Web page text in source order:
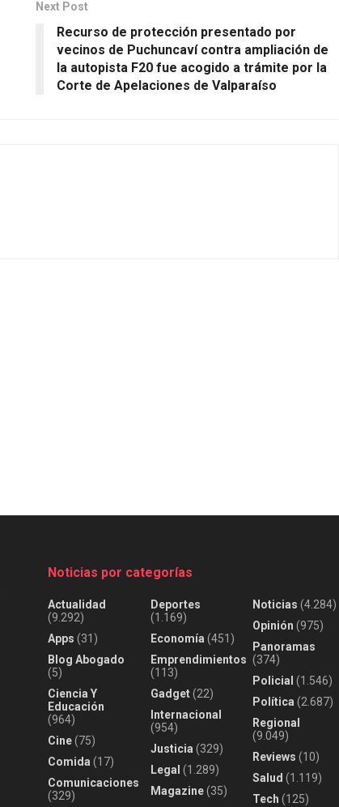
Next Post
Recurso de protección presentado por
vecinos de Puchuncaví contra ampliación de
la autopista F20 fue acogido a trámite por la
Corte de Apelaciones de Valparaíso
Noticias por categorías
Actualidad
(9.292)
Apps (31)
Blog Abogado
(5)
Ciencia Y
Educación
(964)
Cine(75)
Comida (17)
Comunicaciones
(329)
Deportes
(1.169)
Economía (451)
Emprendimientos
(113)
Gadget(22)
Internacional
(954)
Justicia (329)
Legal (1.289)
Magazine(35)
Noticias (4.284)
Opinión (975)
Panoramas
(374)
Policial (1.546)
Política (2.687)
Regional
(9.049)
Reviews (10)
Salud (1.119)
Tech (125)